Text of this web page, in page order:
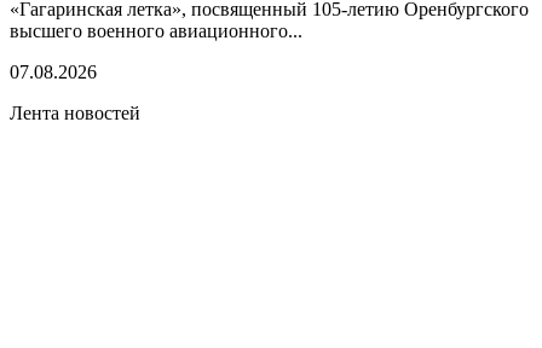
«Гагаринская летка», посвященный 105-летию Оренбургского
высшего военного авиационного...
07.08.2026
Лента новостей